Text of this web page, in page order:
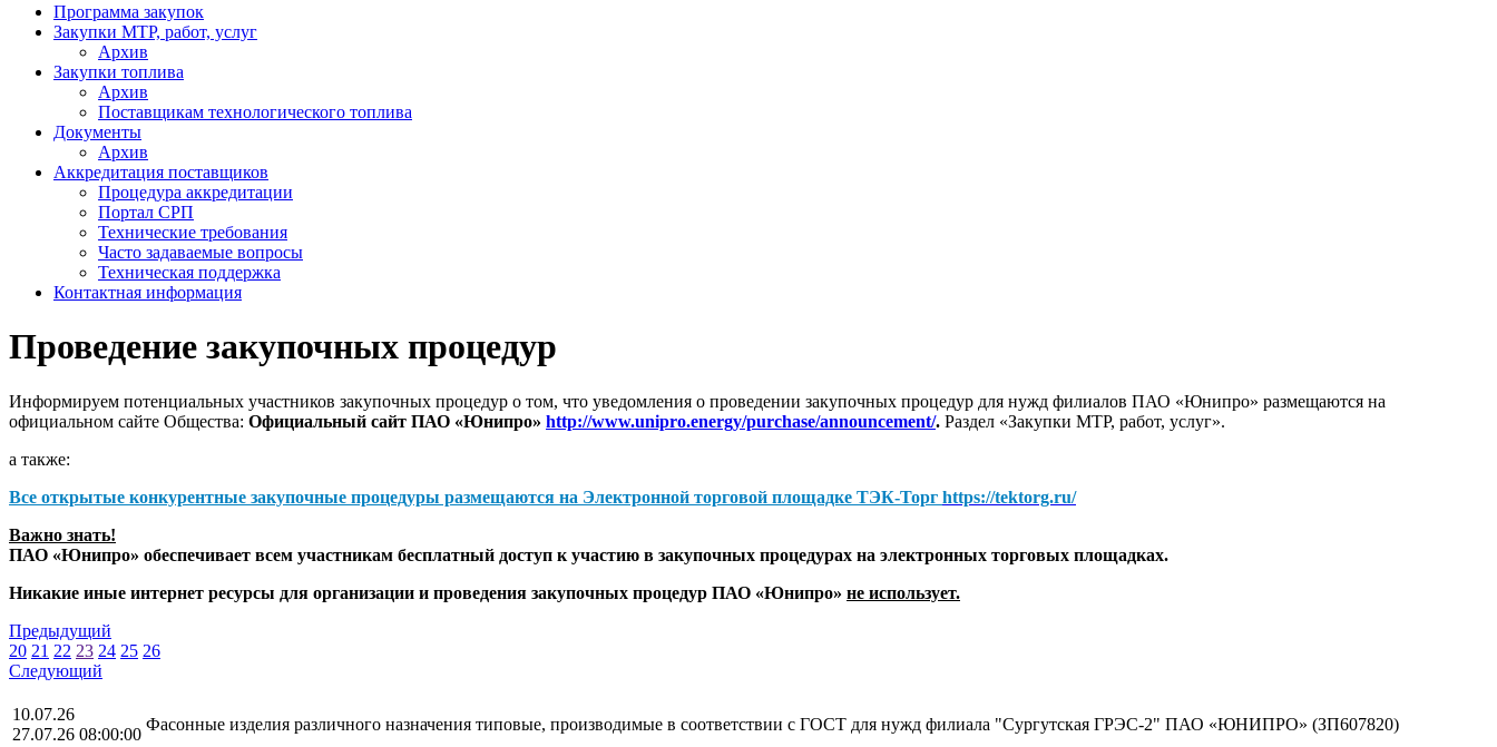
Программа закупок
Закупки МТР, работ, услуг
Архив
Закупки топлива
Архив
Поставщикам технологического топлива
Документы
Архив
Аккредитация поставщиков
Процедура аккредитации
Портал СРП
Технические требования
Часто задаваемые вопросы
Техническая поддержка
Контактная информация
Проведение закупочных процедур
Информируем потенциальных участников закупочных процедур о том, что уведомления о проведении закупочных процедур для нужд филиалов ПАО «Юнипро» размещаются на
официальном сайте Общества: Официальный сайт ПАО «Юнипро» http://www.unipro.energy/purchase/announcement/. Раздел «Закупки МТР, работ, услуг».
а также:
Все открытые конкурентные закупочные процедуры размещаются на Электронной торговой площадке ТЭК-Торг https://tektorg.ru/
Важно знать!
ПАО «Юнипро» обеспечивает всем участникам бесплатный доступ к участию в закупочных процедурах на электронных торговых площадках.
Никакие иные интернет ресурсы для организации и проведения закупочных процедур ПАО «Юнипро» не использует.
Предыдущий
20 21 22 23 24 25 26
Следующий
10.07.26
27.07.26 08:00:00
Фасонные изделия различного назначения типовые, производимые в соответствии с ГОСТ для нужд филиала "Сургутская ГРЭС-2" ПАО «ЮНИПРО» (ЗП607820)